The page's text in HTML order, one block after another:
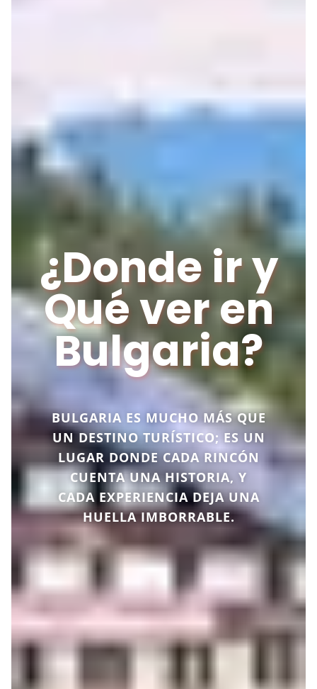
¿Donde ir y
Qué ver en
Bulgaria?
BULGARIA ES MUCHO MÁS QUE
UN DESTINO TURÍSTICO; ES UN
LUGAR DONDE CADA RINCÓN
CUENTA UNA HISTORIA, Y
CADA EXPERIENCIA DEJA UNA
HUELLA IMBORRABLE.